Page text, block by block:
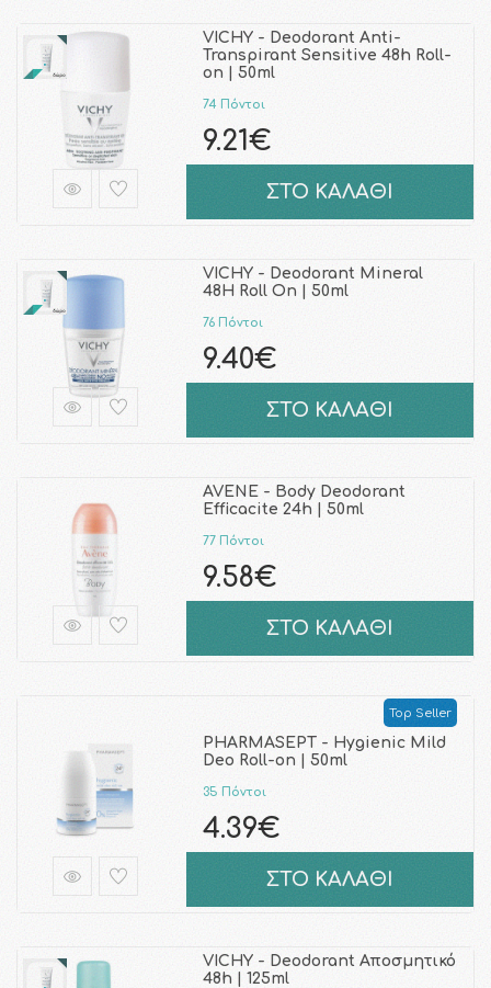
VICHY - Deodorant Anti-
Transpirant Sensitive 48h Roll-
on | 50ml
74 Πόντοι
9.21€
ΣΤΟ ΚΑΛΑΘΙ
VICHY - Deodorant Mineral
48H Roll On | 50ml
76 Πόντοι
9.40€
ΣΤΟ ΚΑΛΑΘΙ
AVENE - Body Deodorant
Efficacite 24h | 50ml
77 Πόντοι
9.58€
ΣΤΟ ΚΑΛΑΘΙ
Top Seller
PHARMASEPT - Hygienic Mild
Deo Roll-on | 50ml
35 Πόντοι
4.39€
ΣΤΟ ΚΑΛΑΘΙ
VICHY - Deodorant Αποσμητικό
48h | 125ml